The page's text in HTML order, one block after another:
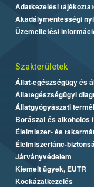
Adatkezelési
Akadálymentességi
Üzemeltetési
Szakterületek
Állat-egészségügy és
Állategészségügyi
Állatgyógyászati
Borászat és alkoholos
Élelmiszer- és
Élelmiszerlánc-
Járványvédelem
Kiemelt ügyek, EUTR
Kockázatkezelés